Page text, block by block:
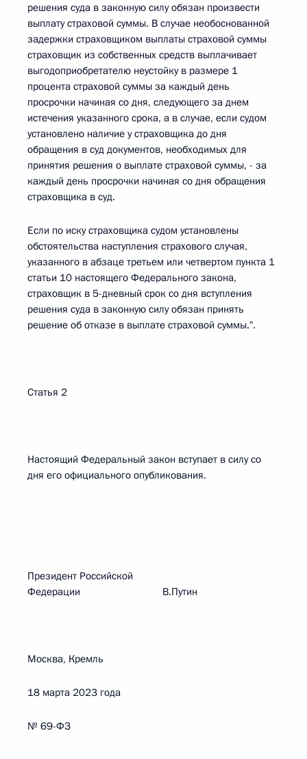
решения суда в законную силу обязан произвести
выплату страховой суммы. В случае необоснованной
задержки страховщиком выплаты страховой суммы
страховщик из собственных средств выплачивает
выгодоприобретателю неустойку в размере 1
процента страховой суммы за каждый день
просрочки начиная со дня, следующего за днем
истечения указанного срока, а в случае, если судом
установлено наличие у страховщика до дня
обращения в суд документов, необходимых для
принятия решения о выплате страховой суммы, - за
каждый день просрочки начиная со дня обращения
страховщика в суд.
Если по иску страховщика судом установлены
обстоятельства наступления страхового случая,
указанного в абзаце третьем или четвертом пункта 1
статьи 10 настоящего Федерального закона,
страховщик в 5-дневный срок со дня вступления
решения суда в законную силу обязан принять
решение об отказе в выплате страховой суммы.".
Статья 2
Настоящий Федеральный закон вступает в силу со
дня его официального опубликования.
Президент Российской
Федерации В.Путин
Москва, Кремль
18 марта 2023 года
№ 69-ФЗ